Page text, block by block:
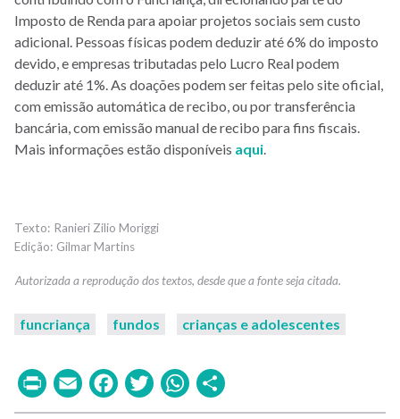
Imposto de Renda para apoiar projetos sociais sem custo
adicional. Pessoas físicas podem deduzir até 6% do imposto
devido, e empresas tributadas pelo Lucro Real podem
deduzir até 1%. As doações podem ser feitas pelo site oficial,
com emissão automática de recibo, ou por transferência
bancária, com emissão manual de recibo para fins fiscais.
Mais informações estão disponíveis aqui
Ranieri Zilio Moriggi
Gilmar Martins
funcriança fundos crianças e adolescentes
PrintEmailFacebook
TwitterWhatsApp